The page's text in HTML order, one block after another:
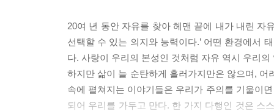
20여 년 동안 자유를 찾아 헤맨 끝에 내가 내린 자
선택할 수 있는 의지와 능력이다.’ 어떤 환경에서
다. 사랑이 우리의 본성인 것처럼 자유 역시 우리
하지만 삶이 늘 순탄하게 흘러가지만은 않으며,
속에 펼쳐지는 이야기들은 우리가 주의를 기울이
되어 우리를 가두고 만다. 한 가지 다행인 것은 스